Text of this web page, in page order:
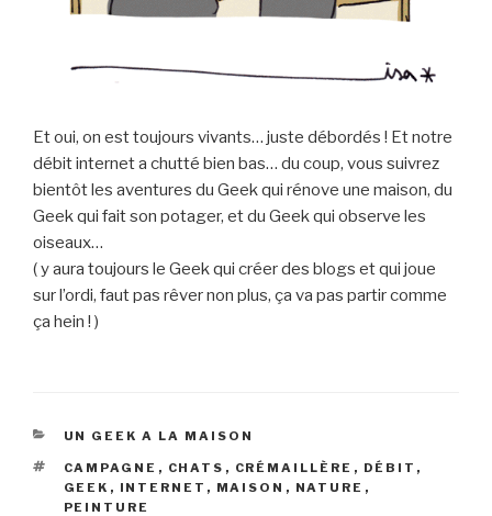
Et oui, on est toujours vivants… juste débordés ! Et notre
débit internet a chutté bien bas… du coup, vous suivrez
bientôt les aventures du Geek qui rénove une maison, du
Geek qui fait son potager, et du Geek qui observe les
oiseaux…
( y aura toujours le Geek qui créer des blogs et qui joue
sur l’ordi, faut pas rêver non plus, ça va pas partir comme
ça hein ! )
CATÉGORIES
UN GEEK A LA MAISON
ÉTIQUETTES
CAMPAGNE , CHATS , CRÉMAILLÈRE , DÉBIT ,
GEEK , INTERNET , MAISON , NATURE ,
PEINTURE